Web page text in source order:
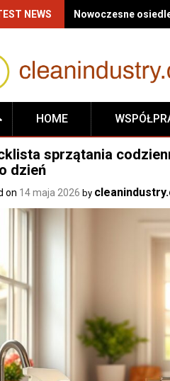
NEWS Nowoczesne
HOME
sprzątania
dzień
on 14 maja 2026 by